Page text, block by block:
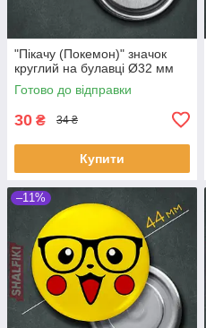
"Пікачу (Покемон)" значок
круглий на булавці Ø32 мм
Готово до відправки
30 ₴ 34 ₴
Купити
–11%